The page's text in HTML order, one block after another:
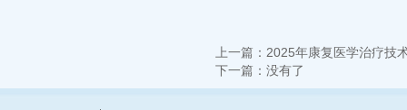
上一篇： 2025年康复医学治疗技
下一篇：没有了